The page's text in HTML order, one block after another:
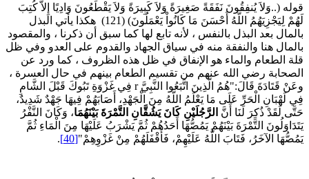
(..وَلاَ يُنفِقُونَ نَفَقَةً صَغِيرَةً وَلاَ كَبِيرَةً وَلاَ يَقْطَعُونَ وَادِيًا إِلاَّ كُتِبَ
لَهُمْ لِيَجْزِيَهُمُ اللّهُ أَحْسَنَ مَا كَانُواْ يَعْمَلُونَ) (121) هكذا يأتي البذل
بعد البذل بالنفس ، لأنه تابع لها كما سبق أن ذكرنا ، والمقصود
هنا والنفقة منه في سياق الجهاد والقدوم على العدو وفي ظل
الطعام والماء هو الإنفاق في ظل هذه الظروف ، كما ورد عن
رضي الله عنهم من تقسيم الطعام بينهم في حال العسرة ،
وعَنْ قَتَادَةَ قَالَ:"هُمُ الَّذِينَ اتَّبَعُوا النَّبِيَّ r فِي غَزْوَةِ تَبُوكَ قَبْلَ الشَّامِ
لَهْبَانِ الْحَرِّ عَلَى مَا يَعْلَمُ اللَّهُ مِنَ الْجَهْدِ، أَصَابَهُمْ فِيهَا جَهْدٌ شَدِيدٌ،
لَقَدْ ذُكِرَ لَنَا أَنَّالرَّجُلَيْنِ كَانَ يَشُقَّانِ التَّمْرَةَ بَيْنَهُمَا، وَكَانَ النَّفْرُ
التَّمْرَةَ بَيْنَهُمْ يَمُصُّهَا أَحَدُهُمْ ثُمَّ يَشْرَبُ عَلَيْهَا مِنَ الْمَاءِ ثُمَّ
الآخَرُ، فَتَابَ اللَّهُ عَلَيْهِمْ، فَأَقْفَلَهُمْ مِنْ غَزْوِهِمْ"[40]
.